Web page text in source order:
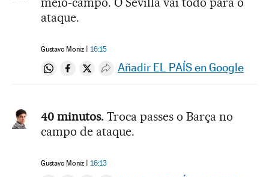
ataque.
Gustavo Moniz 16:15
Compartir en Whatsapp
Compartir en Facebook
Compartir en Twitter
Desplegar Redes Sociales
Añadir EL PAÍS en Google
40 minutos. Troca passes o Barça no
campo de ataque.
Gustavo Moniz 16:13